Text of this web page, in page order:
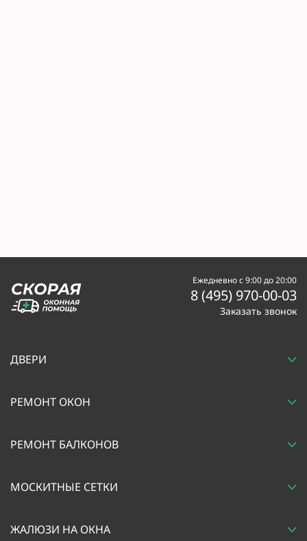
Ежедневно с 9:00 до 20:00
8 (495) 970-00-03
Заказать звонок
ДВЕРИ
РЕМОНТ ОКОН
РЕМОНТ БАЛКОНОВ
МОСКИТНЫЕ СЕТКИ
ЖАЛЮЗИ НА ОКНА